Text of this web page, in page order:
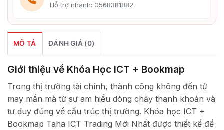
Hỗ trợ nhanh: 0568381882
MÔ TẢ ĐÁNH GIÁ (0)
Giới thiệu về Khóa Học ICT + Bookmap
Trong thị trường tài chính, thành công không đến từ
may mắn mà từ sự am hiểu dòng chảy thanh khoản và
tư duy đúng về cấu trúc thị trường. Khóa học ICT +
Bookmap Taha ICT Trading Mới Nhất được thiết kế để